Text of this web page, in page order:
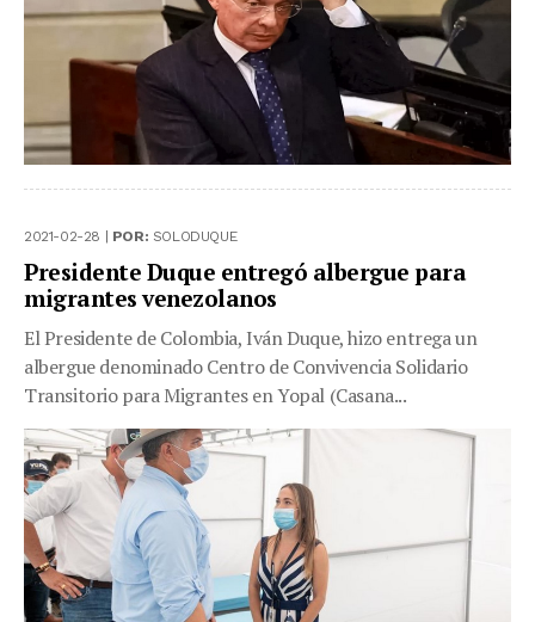
2021-02-28 | POR: SOLODUQUE
Presidente Duque entregó albergue para
migrantes venezolanos
El Presidente de Colombia, Iván Duque, hizo entrega un
albergue denominado Centro de Convivencia Solidario
Transitorio para Migrantes en Yopal (Casana...